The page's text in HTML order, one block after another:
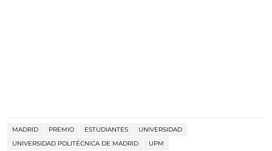
MADRID PREMIO ESTUDIANTES
UNIVERSIDAD
UNIVERSIDAD POLITÉCNICA DE MADRID
UPM